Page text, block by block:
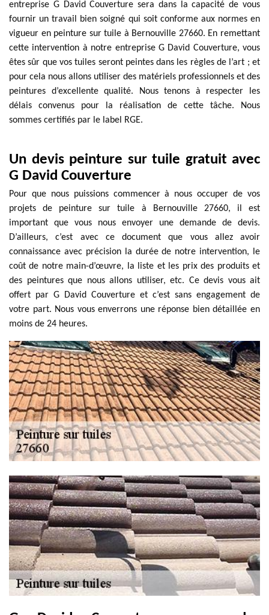
entreprise G David Couverture sera dans la capacité de vous
fournir un travail bien soigné qui soit conforme aux normes en
vigueur en peinture sur tuile à Bernouville 27660. En remettant
cette intervention à notre entreprise G David Couverture, vous
êtes sûr que vos tuiles seront peintes dans les règles de l’art ; et
pour cela nous allons utiliser des matériels professionnels et des
peintures d’excellente qualité. Nous tenons à respecter les
délais convenus pour la réalisation de cette tâche. Nous
sommes certifiés par le label RGE.
Un devis peinture sur tuile gratuit avec
G David Couverture
Pour que nous puissions commencer à nous occuper de vos
projets de peinture sur tuile à Bernouville 27660, il est
important que vous nous envoyer une demande de devis.
D’ailleurs, c’est avec ce document que vous allez avoir
connaissance avec précision la durée de notre intervention, le
coût de notre main-d’œuvre, la liste et les prix des produits et
des peintures que nous allons utiliser, etc. Ce devis vous ait
offert par G David Couverture et c’est sans engagement de
votre part. Nous vous enverrons une réponse bien détaillée en
moins de 24 heures.